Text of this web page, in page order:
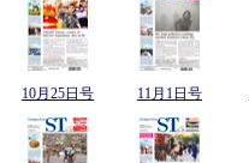
10月25日号 11月1日号